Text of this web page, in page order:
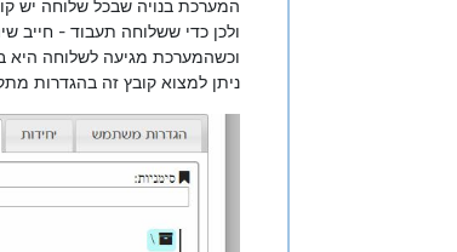
המערכת בנויה שבכל שלוחה יש
ולכן כדי ששלוחה תעבוד - חייב
וכשהמערכת מגיעה לשלוחה היא
ניתן למצוא קובץ זה בהגדרות